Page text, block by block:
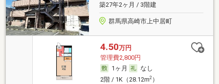
築27年2ヶ月 / 3階建
群馬県高崎市上中居町
4.50万円
管理費2,800円
1ヶ月
なし
2階 / 1K（28.12m2）